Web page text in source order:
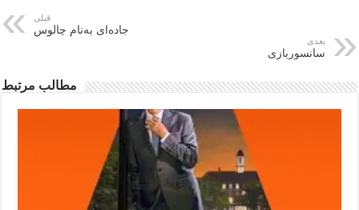
قبلی
جاده‌ای به‌نام چالوس
بعدی
سانسوربازی
مطالب مرتبط